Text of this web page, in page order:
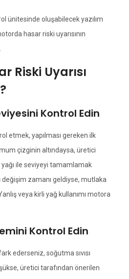
ünitesinde oluşabilecek yazılım
hasar riski uyarısının
Riski Uyarısı
Kontrol Edin
etmek, yapılması gereken ilk
çizginin altındaysa, üretici
ile seviyeyi tamamlamak
zamanı geldiyse, mutlaka
veya kirli yağ kullanımı motora
Kontrol Edin
fark ederseniz, soğutma sıvısı
üretici tarafından önerilen